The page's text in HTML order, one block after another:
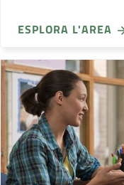
ESPLORA L'AREA